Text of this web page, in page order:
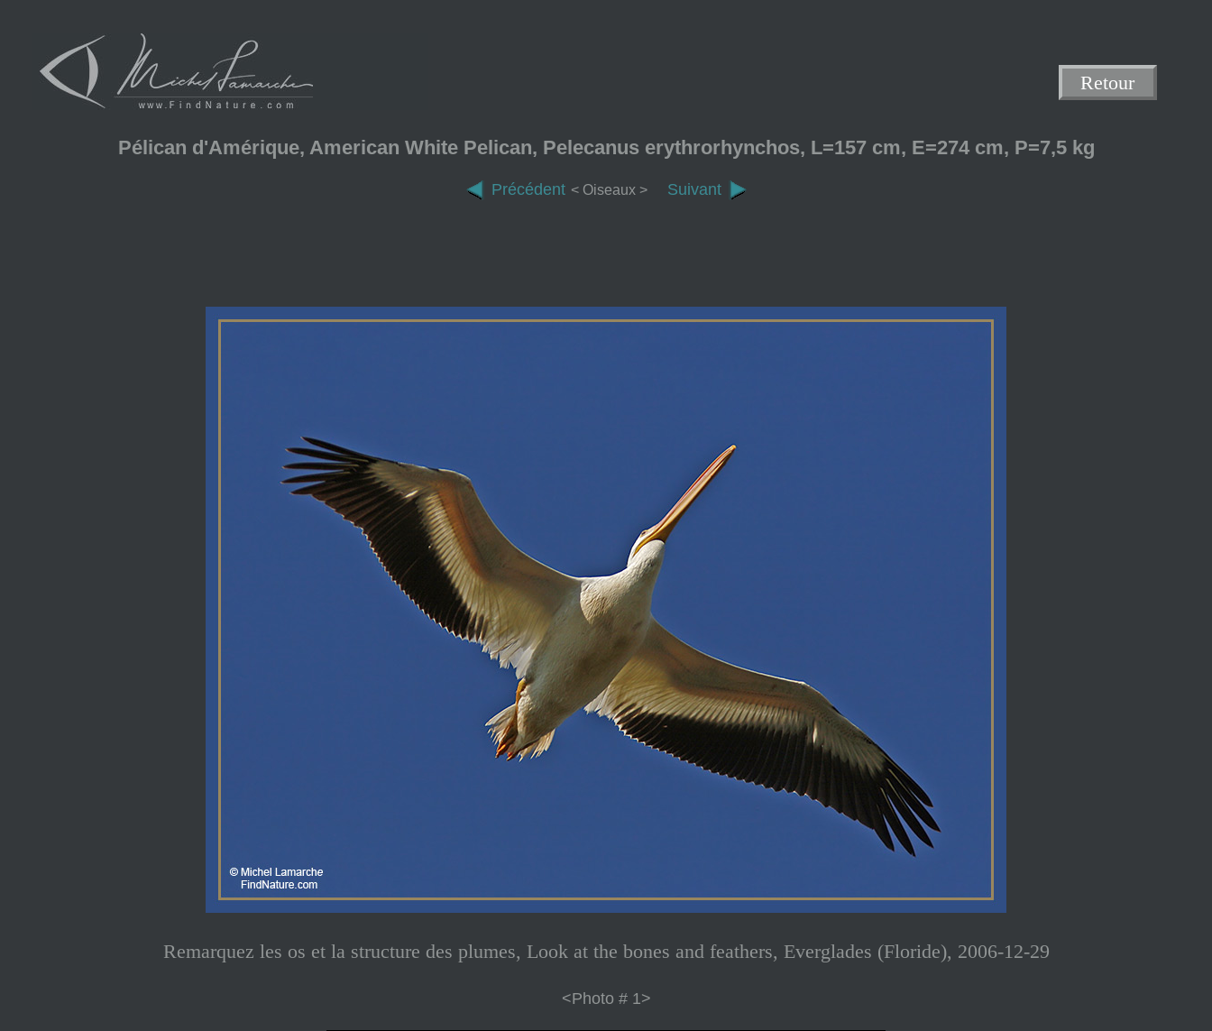
Retour
Pélican d'Amérique, American White Pelican, Pelecanus erythrorhynchos, L=157 cm, E=274 cm, P=7,5 kg
Précédent < Oiseaux > Suivant
Remarquez les os et la structure des plumes, Look at the bones and feathers, Everglades (Floride), 2006-12-29
<Photo # 1>